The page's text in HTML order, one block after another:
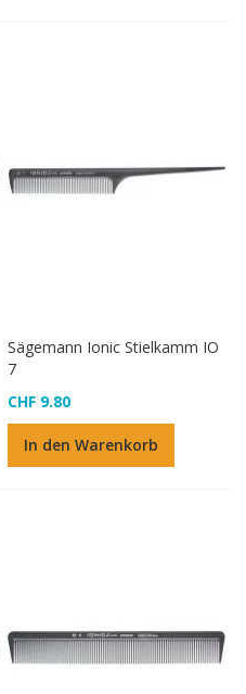
Sägemann Ionic Stielkamm IO
7
CHF 9.80
In den Warenkorb